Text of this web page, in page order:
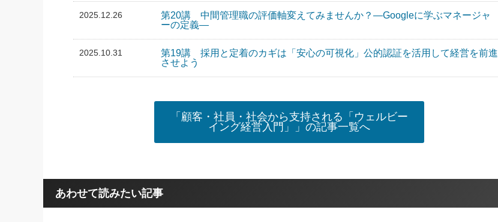
2025.12.26
第20講 中間管理職の評価軸変えてみませんか？―Googleに学ぶマネージャ
ーの定義―
2025.10.31
第19講 採用と定着のカギは「安心の可視化」公的認証を活用して経営を前進
させよう
「顧客・社員・社会から支持される「ウェルビー
イング経営入門」」の記事一覧へ
あわせて読みたい記事